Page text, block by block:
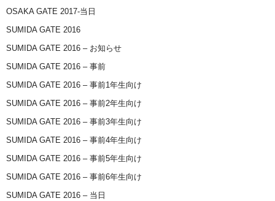
OSAKA GATE 2017-当日
SUMIDA GATE 2016
SUMIDA GATE 2016 – お知らせ
SUMIDA GATE 2016 – 事前
SUMIDA GATE 2016 – 事前1年生向け
SUMIDA GATE 2016 – 事前2年生向け
SUMIDA GATE 2016 – 事前3年生向け
SUMIDA GATE 2016 – 事前4年生向け
SUMIDA GATE 2016 – 事前5年生向け
SUMIDA GATE 2016 – 事前6年生向け
SUMIDA GATE 2016 – 当日